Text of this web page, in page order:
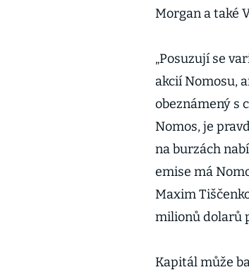
Morgan a také
„Posuzují se
akcií Nomosu,
obeznámený s
Nomos, je
na burzách
emise má
Maxim
milionů dolarů
Kapitál může